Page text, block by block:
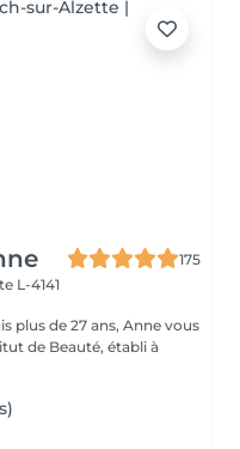
175
L-4141
plus de 27 ans, Anne vous
de Beauté, établi à